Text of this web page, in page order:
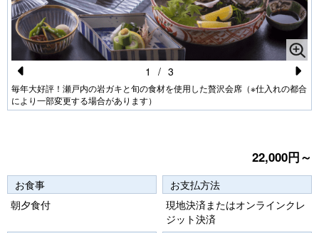
Pr
e
u
s
毎年大好評！瀬戸内の岩ガキと旬の食材を使用した贅沢会席（※仕入れの都合
により一部変更する場合があります）
N
e
1 / 3
22,000円～
お食事
朝夕食付
お支払方法
現地決済またはオンラインクレ
ジット決済